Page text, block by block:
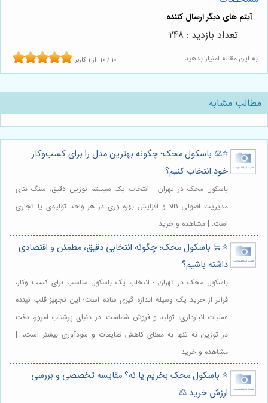
به این مقاله امتیاز بدهید : 10 / 10 از 1 کاربر
تعداد بازدید : 248
مطالب مشابه
⭐️⚖️ باسکول محک؛ چگونه بهترین مدل را برای کسب‌وکار
خود انتخاب کنیم؟
باسکول محک در تهران - انتخاب یک سیستم توزین دقیق، سنگ بنای
مدیریت اصولی کالا و افزایش بهره وری در هر واحد تولیدی یا تجاری
است. | مشاهده و خرید
⭐️🛒 باسکول محک؛ چگونه انتخابی دقیق، مطمئن و اقتصادی
داشته باشیم؟
باسکول محک در تهران - انتخاب یک باسکول مناسب برای کسب وکار،
فراتر از خرید یک وسیله اندازه گیری ساده است؛ این تجهیز قلب تپنده
عملیات انبارداری، تولید و فروش شماست. در دنیای پرشتاب امروز، دقت
در توزین نه تنها به معنای کاهش ضایعات و سودآوری بیشتر است،. |
مشاهده و خرید
⭐️ باسکول محک بخریم یا نه؟ مقایسه تخصصی و بررسی
ارزش خرید ⚖️